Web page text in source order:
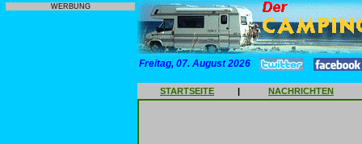
WERBUNG
Freitag, 07. August 2026
STARTSEITE | NACHRICHTEN